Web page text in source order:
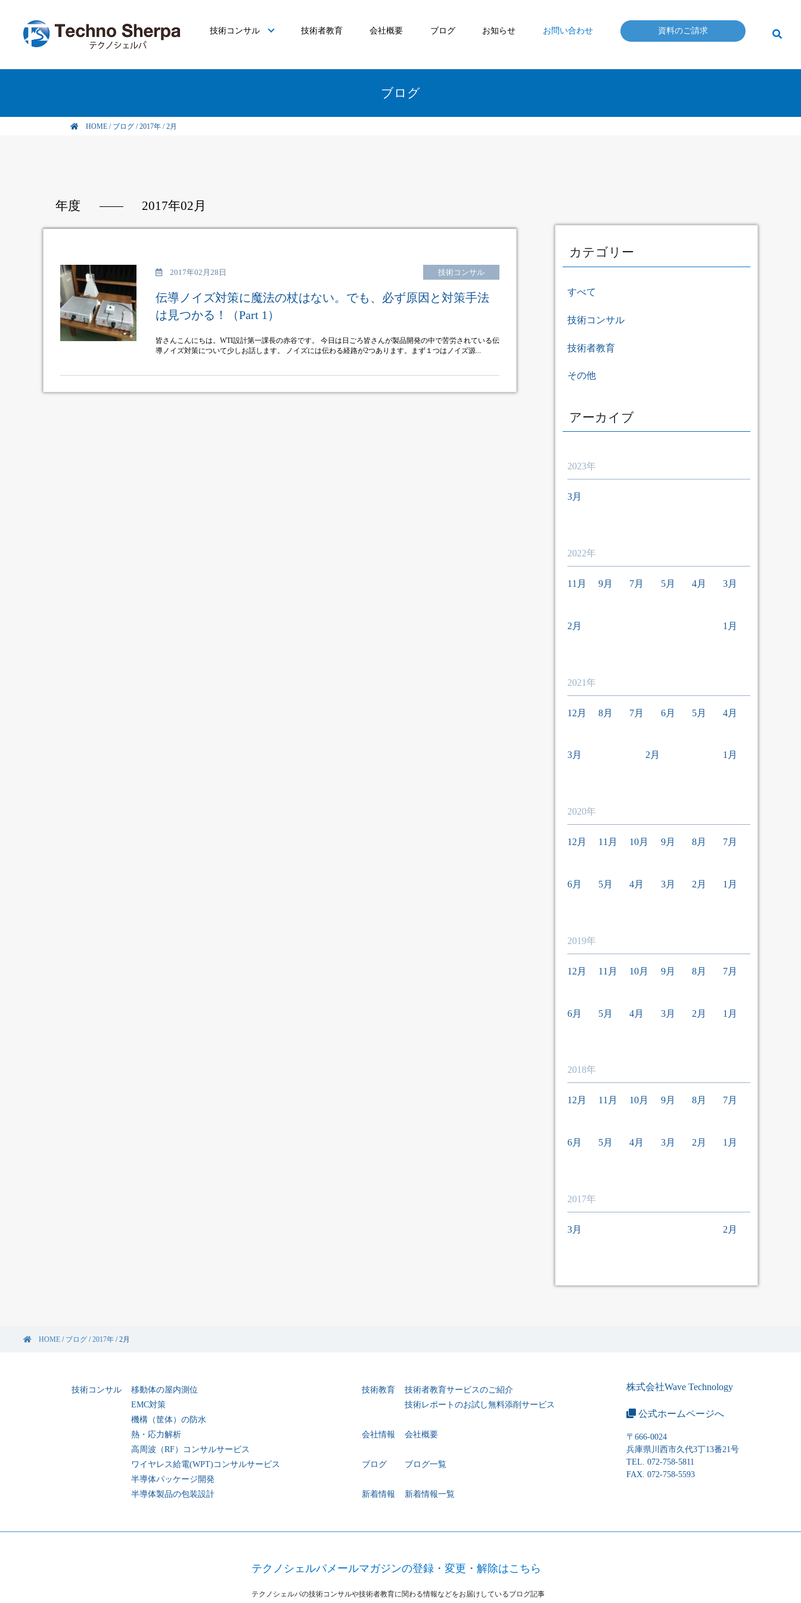
技術コンサル 技術者教育 会社概要 ブログ お知らせ お問い合わせ 資料のご請求
ブログ
HOME / ブログ /2017年 /2月
年度 2017年02月
2017年02月28日 技術コンサル
伝導ノイズ対策に魔法の杖はない。でも、必ず原因と対策手法
は見つかる！（Part 1）
皆さんこんにちは。WTI設計第一課長の赤谷です。 今日は日ごろ皆さんが製品開発の中で苦労されている伝
導ノイズ対策について少しお話します。 ノイズには伝わる経路が2つあります。まず１つはノイズ源...
カテゴリー
すべて
技術コンサル
技術者教育
その他
アーカイブ
2023年
3月
2022年
11月 9月 7月 5月 4月 3月
2月 1月
2021年
12月 8月 7月 6月 5月 4月
3月 2月 1月
2020年
12月 11月 10月 9月 8月 7月
6月 5月 4月 3月 2月 1月
2019年
12月 11月 10月 9月 8月 7月
6月 5月 4月 3月 2月 1月
2018年
12月 11月 10月 9月 8月 7月
6月 5月 4月 3月 2月 1月
2017年
3月 2月
HOME / ブログ /2017年 /2月
技術コンサル
移動体の屋内測位
EMC対策
機構（筐体）の防水
熱・応力解析
高周波（RF）コンサルサービス
ワイヤレス給電(WPT)コンサルサービス
半導体パッケージ開発
半導体製品の包装設計
技術教育
技術者教育サービスのご紹介
技術レポートのお試し無料添削サービス
会社情報 会社概要
ブログ ブログ一覧
新着情報 新着情報一覧
株式会社Wave Technology
公式ホームページへ
〒666-0024
兵庫県川西市久代3丁13番21号
TEL. 072-758-5811
FAX. 072-758-5593
テクノシェルパメールマガジンの登録・変更・解除はこちら
テクノシェルパの技術コンサルや技術者教育に関わる情報などをお届けしているブログ記事